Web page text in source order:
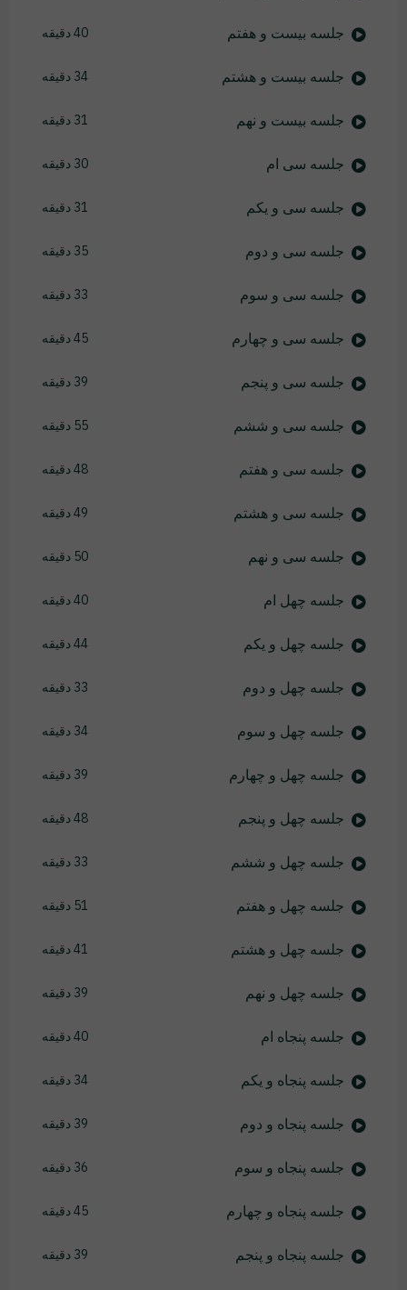
جلسه بیست و هفتم 40 دقیقه
جلسه بیست و هشتم 34 دقیقه
جلسه بیست و نهم 31 دقیقه
جلسه سی ام 30 دقیقه
جلسه سی و یکم 31 دقیقه
جلسه سی و دوم 35 دقیقه
جلسه سی و سوم 33 دقیقه
جلسه سی و چهارم 45 دقیقه
جلسه سی و پنجم 39 دقیقه
جلسه سی و ششم 55 دقیقه
جلسه سی و هفتم 48 دقیقه
جلسه سی و هشتم 49 دقیقه
جلسه سی و نهم 50 دقیقه
جلسه چهل ام 40 دقیقه
جلسه چهل و یکم 44 دقیقه
جلسه چهل و دوم 33 دقیقه
جلسه چهل و سوم 34 دقیقه
جلسه چهل و چهارم 39 دقیقه
جلسه چهل و پنجم 48 دقیقه
جلسه چهل و ششم 33 دقیقه
جلسه چهل و هفتم 51 دقیقه
جلسه چهل و هشتم 41 دقیقه
جلسه چهل و نهم 39 دقیقه
جلسه پنجاه ام 40 دقیقه
جلسه پنجاه و یکم 34 دقیقه
جلسه پنجاه و دوم 39 دقیقه
جلسه پنجاه و سوم 36 دقیقه
جلسه پنجاه و چهارم 45 دقیقه
جلسه پنجاه و پنجم 39 دقیقه